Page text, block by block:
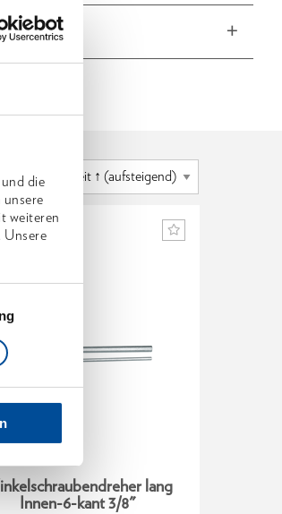
die
weiteren
Unsere
lang
Innen-6-kant 3/8"